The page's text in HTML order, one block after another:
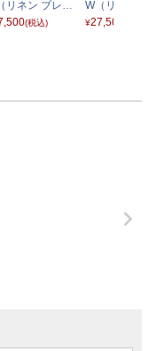
リネン ブレー
ット） グレー
(税込)
W（リネン
ド ハット）
¥27,500